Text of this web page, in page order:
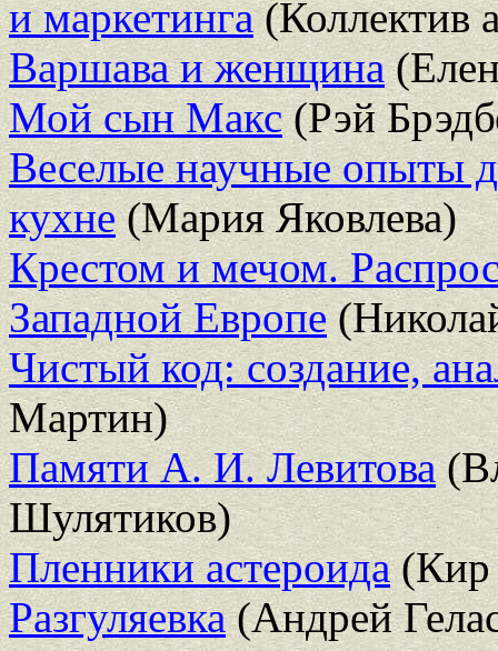
и маркетинга(Коллектив
Варшава и женщина
Мой сын Макс(Рэй
Веселые научные опыты
кухне(Мария Яковлева)
Крестом и мечом.
Западной Европе
Чистый код: создание,
Мартин)
Памяти А. И. Левитова
Шулятиков)
Пленники астероида(Кир
Разгуляевка(Андрей